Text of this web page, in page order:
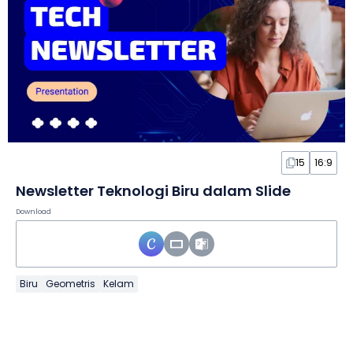
15 16:9
Newsletter Teknologi Biru dalam Slide
Download
Biru Geometris Kelam